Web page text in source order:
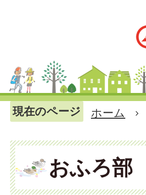
現在のページ ホーム
おふろ部